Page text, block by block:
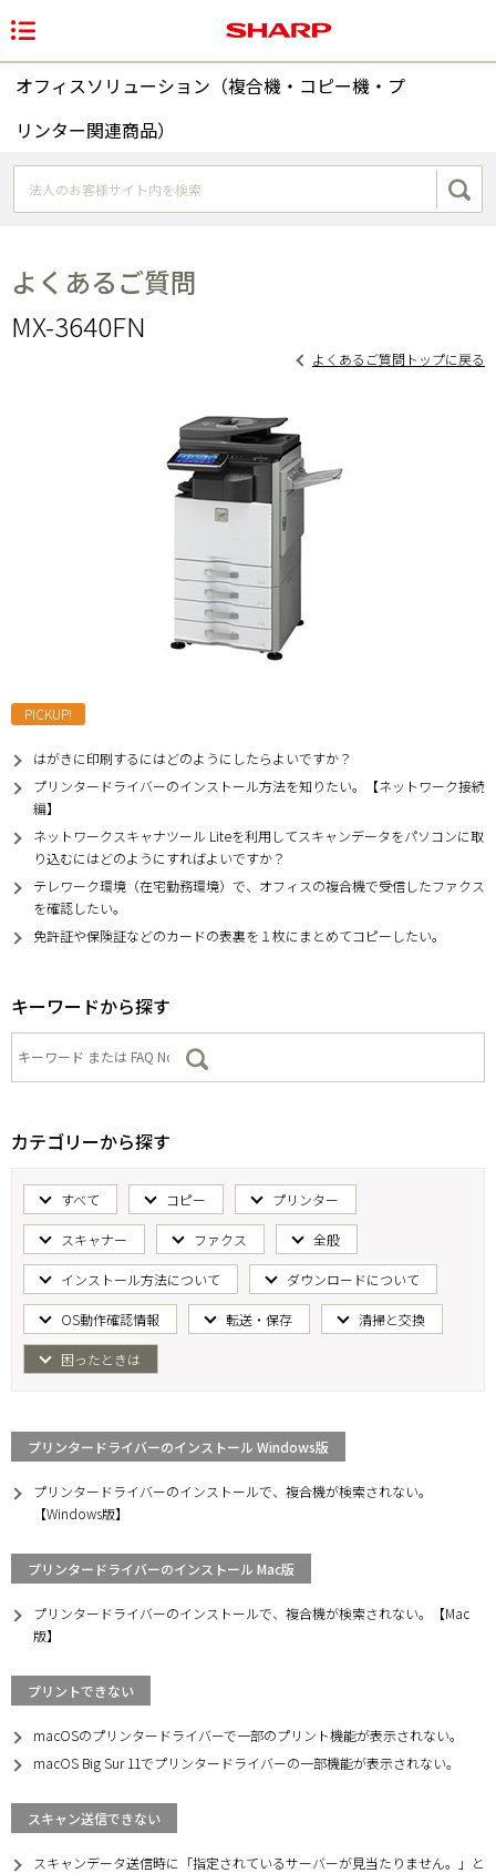
オフィスソリューション（複合機・コピー機・プ
リンター関連商品）
よくあるご質問
MX-3640FN
よくあるご質問トップに戻る
PICKUP!
はがきに印刷するにはどのようにしたらよいですか？
プリンタードライバーのインストール方法を知りたい。【ネットワーク接続
編】
ネットワークスキャナツール Liteを利用してスキャンデータをパソコンに取
り込むにはどのようにすればよいですか？
テレワーク環境（在宅勤務環境）で、オフィスの複合機で受信したファクス
を確認したい。
免許証や保険証などのカードの表裏を１枚にまとめてコピーしたい。
キーワードから探す
カテゴリーから探す
すべて コピー プリンター
スキャナー ファクス 全般
インストール方法について ダウンロードについて
OS動作確認情報 転送・保存 清掃と交換
困ったときは
プリンタードライバーのインストール Windows版
プリンタードライバーのインストールで、複合機が検索されない。
【Windows版】
プリンタードライバーのインストール Mac版
プリンタードライバーのインストールで、複合機が検索されない。【Mac
版】
プリントできない
macOSのプリンタードライバーで一部のプリント機能が表示されない。
macOS Big Sur 11でプリンタードライバーの一部機能が表示されない。
スキャン送信できない
スキャンデータ送信時に「指定されているサーバーが見当たりません。」と